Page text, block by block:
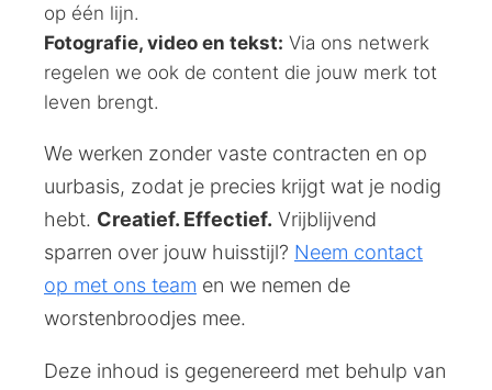
op één lijn.
Fotografie, video en tekst: Via ons netwerk
regelen we ook de content die jouw merk tot
leven brengt.
We werken zonder vaste contracten en op
uurbasis, zodat je precies krijgt wat je nodig
hebt. Creatief. Effectief. Vrijblijvend
sparren over jouw huisstijl? Neem contact
op met ons team en we nemen de
worstenbroodjes mee.
Deze inhoud is gegenereerd met behulp van